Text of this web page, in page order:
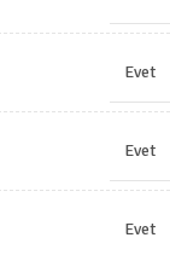
Evet
Evet
Evet